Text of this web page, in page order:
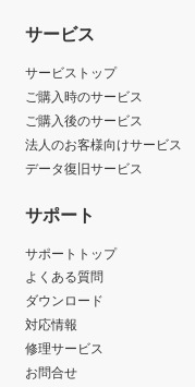
サービス
サービストップ
ご購入時のサービス
ご購入後のサービス
法人のお客様向けサービス
データ復旧サービス
サポート
サポートトップ
よくある質問
ダウンロード
対応情報
修理サービス
お問合せ